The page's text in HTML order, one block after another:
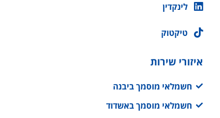
לינקדין
טיקטוק
איזורי שירות
חשמלאי מוסמך ביבנה
חשמלאי מוסמך באשדוד